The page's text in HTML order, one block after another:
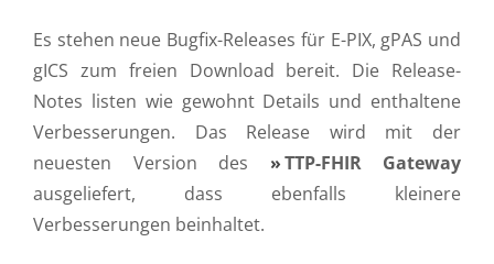
Es stehen neue Bugfix-Releases für E-PIX, gPAS und
gICS zum freien Download bereit. Die Release-
Notes listen wie gewohnt Details und enthaltene
Verbesserungen. Das Release wird mit der
neuesten Version des
TTP-FHIR Gateway
ausgeliefert, dass ebenfalls kleinere
Verbesserungen beinhaltet.